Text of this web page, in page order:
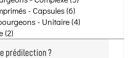
prédilection ?